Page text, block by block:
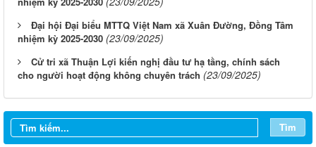
Đại hội Đại biểu MTTQ Việt Nam xã Xuân Đường, Đồng Tâm
nhiệm kỳ 2025-2030 (23/09/2025)
Cử tri xã Thuận Lợi kiến nghị đầu tư hạ tầng, chính sách
cho người hoạt động không chuyên trách (23/09/2025)
Tìm
Từ ngày 10/8/2026 đến ngày 16/8/2026
Từ ngày 03/8/2026 đến ngày 09/8/2026